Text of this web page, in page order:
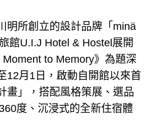
明所創立的設計品牌「minä
館U.I.J Hotel & Hostel展開
to Memory》為題深
12月1日，啟動自開館以來首
畫」，搭配風格策展、選品
度、沉浸式的全新住宿體